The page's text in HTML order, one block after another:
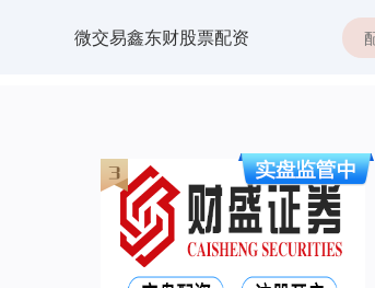
微交易鑫东财股票配资